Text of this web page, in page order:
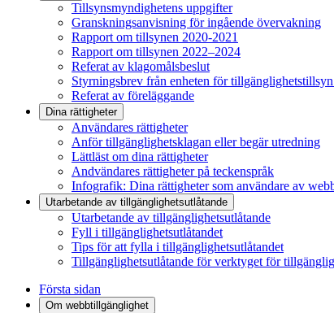
Tillsynsmyndighetens uppgifter
Granskningsanvisning för ingående övervakning
Rapport om tillsynen 2020-2021
Rapport om tillsynen 2022–2024
Referat av klagomålsbeslut
Styrningsbrev från enheten för
Referat av föreläggande
Dina rättigheter
Användares rättigheter
Anför tillgänglighetsklagan eller begär utredning
Lättläst om dina rättigheter
Andvändares rättigheter på teckenspråk
Infografik: Dina rättigheter som användare av
Utarbetande av tillgänglighets­utlåtande
Utarbetande av tillgänglighetsutlåtande
Fyll i tillgänglighetsutlåtandet
Tips för att fylla i tillgänglighetsutlåtandet
Tillgänglighetsutlåtande för verktyget för
Första sidan
Om webbtillgänglighet